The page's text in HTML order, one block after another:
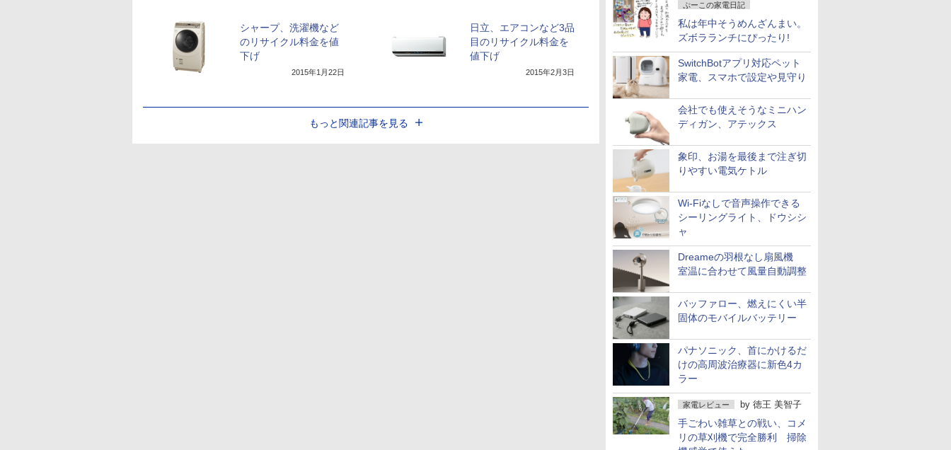
ぷーこの家電日記
私は年中そうめんざんまい。
ズボラランチにぴったり!
SwitchBotアプリ対応ペット
家電、スマホで設定や見守り
会社でも使えそうなミニハン
ディガン、アテックス
象印、お湯を最後まで注ぎ切
りやすい電気ケトル
Wi-Fiなしで音声操作できる
シーリングライト、ドウシシ
ャ
Dreameの羽根なし扇風機
室温に合わせて風量自動調整
バッファロー、燃えにくい半
固体のモバイルバッテリー
パナソニック、首にかけるだ
けの高周波治療器に新色4カ
ラー
家電レビュー by 徳王 美智子
手ごわい雑草との戦い、コメ
リの草刈機で完全勝利 掃除
シャープ、洗濯機など
のリサイクル料金を値
下げ
2015年1月22日
日立、エアコンなど3品
目のリサイクル料金を
値下げ
2015年2月3日
もっと関連記事を見る